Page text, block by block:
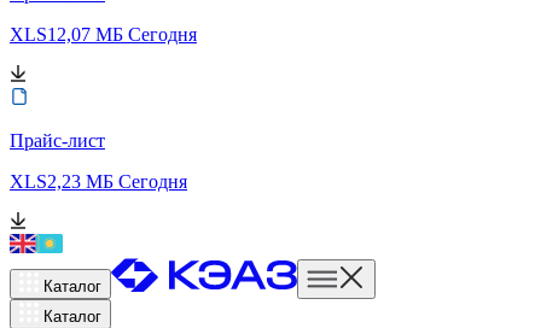
XLS12,07 МБ Сегодня
Прайс-лист
XLS2,23 МБ Сегодня
Каталог
Каталог